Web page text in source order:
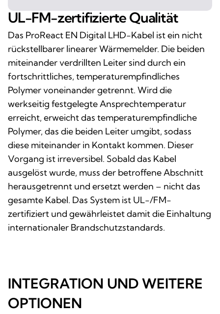
UL-FM-zertifizierte Qualität
Das ProReact EN Digital LHD-Kabel ist ein nicht
rückstellbarer linearer Wärmemelder. Die beiden
miteinander verdrillten Leiter sind durch ein
fortschrittliches, temperaturempfindliches
Polymer voneinander getrennt. Wird die
werkseitig festgelegte Ansprechtemperatur
erreicht, erweicht das temperaturempfindliche
Polymer, das die beiden Leiter umgibt, sodass
diese miteinander in Kontakt kommen. Dieser
Vorgang ist irreversibel. Sobald das Kabel
ausgelöst wurde, muss der betroffene Abschnitt
herausgetrennt und ersetzt werden – nicht das
gesamte Kabel. Das System ist UL-/FM-
zertifiziert und gewährleistet damit die Einhaltung
internationaler Brandschutzstandards.
INTEGRATION UND WEITERE
OPTIONEN